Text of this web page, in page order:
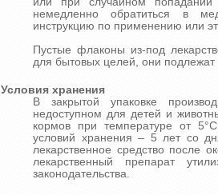
немедленно обратиться в
инструкцию по применению или
Пустые флаконы из-под
для бытовых целей, они
Условия хранения
В закрытой упаковке
недоступном для детей и
кормов при температуре от
условий хранения – 5 лет со
лекарственное средство после
лекарственный препарат
законодательства.